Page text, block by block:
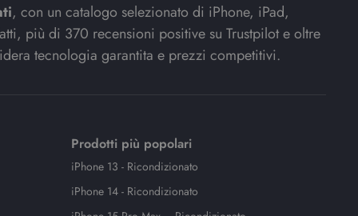
, con un catalogo selezionato di iPhone, iPad,
più di 370 recensioni positive su Trustpilot e oltre
tecnologia garantita e prezzi competitivi.
Prodotti più popolari
iPhone 13 - Ricondizionato
iPhone 14 - Ricondizionato